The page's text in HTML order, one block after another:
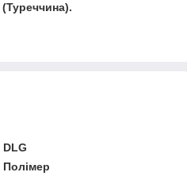
DLG
Полімер